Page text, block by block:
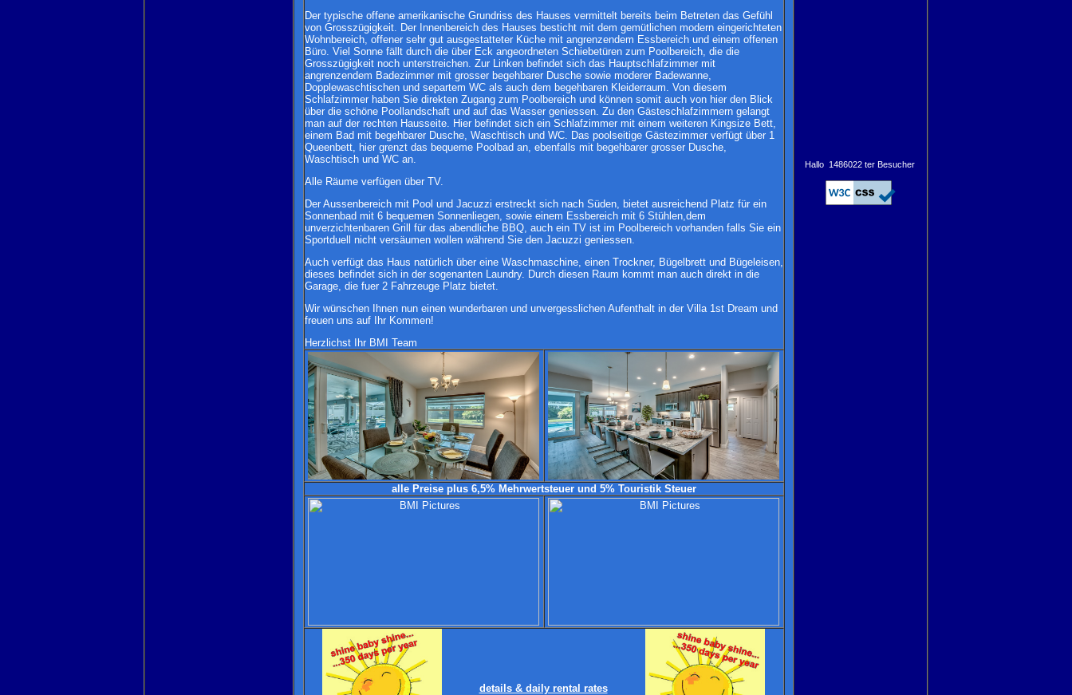
Der typische offene amerikanische Grundriss des Hauses vermittelt bereits beim Betreten das Gefühl
von Grosszügigkeit. Der Innenbereich des Hauses besticht mit dem gemütlichen modern eingerichteten
Wohnbereich, offener sehr gut ausgestatteter Küche mit angrenzendem Essbereich und einem offenen
Büro. Viel Sonne fällt durch die über Eck angeordneten Schiebetüren zum Poolbereich, die die
Grosszügigkeit noch unterstreichen. Zur Linken befindet sich das Hauptschlafzimmer mit
angrenzendem Badezimmer mit grosser begehbarer Dusche sowie moderer Badewanne,
Dopplewaschtischen und separtem WC als auch dem begehbaren Kleiderraum. Von diesem
Schlafzimmer haben Sie direkten Zugang zum Poolbereich und können somit auch von hier den Blick
über die schöne Poollandschaft und auf das Wasser geniessen. Zu den Gästeschlafzimmern gelangt
man auf der rechten Hausseite. Hier befindet sich ein Schlafzimmer mit einem weiteren Kingsize Bett,
einem Bad mit begehbarer Dusche, Waschtisch und WC. Das poolseitige Gästezimmer verfügt über 1
Queenbett, hier grenzt das bequeme Poolbad an, ebenfalls mit begehbarer grosser Dusche,
Waschtisch und WC an.
Alle Räume verfügen über TV.
Der Aussenbereich mit Pool und Jacuzzi erstreckt sich nach Süden, bietet ausreichend Platz für ein
Sonnenbad mit 6 bequemen Sonnenliegen, sowie einem Essbereich mit 6 Stühlen,dem
unverzichtenbaren Grill für das abendliche BBQ, auch ein TV ist im Poolbereich vorhanden falls Sie ein
Sportduell nicht versäumen wollen während Sie den Jacuzzi geniessen.
Auch verfügt das Haus natürlich über eine Waschmaschine, einen Trockner, Bügelbrett und Bügeleisen,
dieses befindet sich in der sogenanten Laundry. Durch diesen Raum kommt man auch direkt in die
Garage, die fuer 2 Fahrzeuge Platz bietet.
Wir wünschen Ihnen nun einen wunderbaren und unvergesslichen Aufenthalt in der Villa 1st Dream und
freuen uns auf Ihr Kommen!
Herzlichst Ihr BMI Team
alle Preise plus 6,5% Mehrwertsteuer und 5% Touristik Steuer
details & daily rental rates
Hallo 1486022 ter Besucher